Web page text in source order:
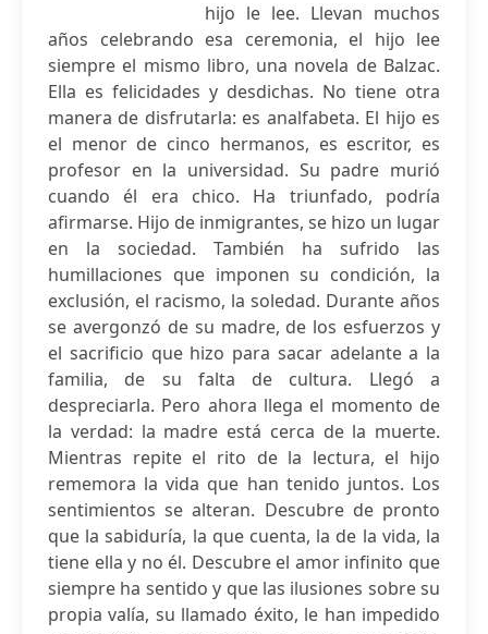
hijo le lee. Llevan muchos
años celebrando esa ceremonia, el hijo lee
siempre el mismo libro, una novela de Balzac.
Ella es felicidades y desdichas. No tiene otra
manera de disfrutarla: es analfabeta. El hijo es
el menor de cinco hermanos, es escritor, es
profesor en la universidad. Su padre murió
cuando él era chico. Ha triunfado, podría
afirmarse. Hijo de inmigrantes, se hizo un lugar
en la sociedad. También ha sufrido las
humillaciones que imponen su condición, la
exclusión, el racismo, la soledad. Durante años
se avergonzó de su madre, de los esfuerzos y
el sacrificio que hizo para sacar adelante a la
familia, de su falta de cultura. Llegó a
despreciarla. Pero ahora llega el momento de
la verdad: la madre está cerca de la muerte.
Mientras repite el rito de la lectura, el hijo
rememora la vida que han tenido juntos. Los
sentimientos se alteran. Descubre de pronto
que la sabiduría, la que cuenta, la de la vida, la
tiene ella y no él. Descubre el amor infinito que
siempre ha sentido y que las ilusiones sobre su
propia valía, su llamado éxito, le han impedido